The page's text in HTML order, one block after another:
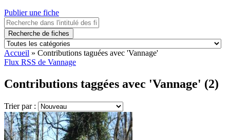
Publier une fiche
Recherche de fiches
Accueil » Contributions taguées avec 'Vannage'
Flux RSS de Vannage
Contributions taggées avec 'Vannage' (2)
Trier par :